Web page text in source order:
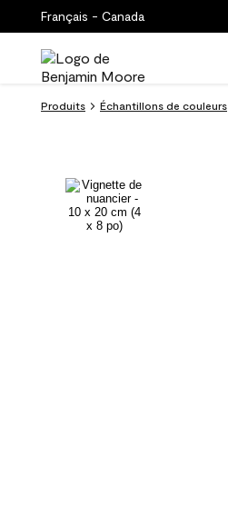
Français - Canada
Produits Échantillons de couleurs